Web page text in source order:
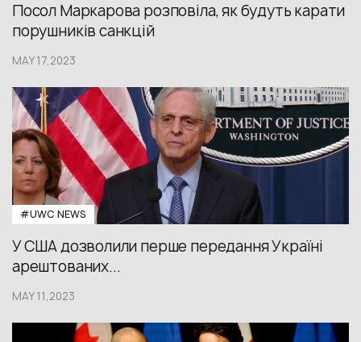
Посол Маркарова розповіла, як будуть карати
порушників санкцій
MAY 17,2023
#UWС NEWS
У США дозволили перше передання Україні
арештованих...
MAY 11,2023